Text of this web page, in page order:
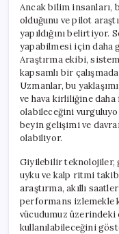
Ancak bilim insanları,
olduğunu ve pilot
yapıldığını belirtiyor.
yapabilmesi için daha
Araştırma ekibi,
kapsamlı bir
Uzmanlar, bu
ve hava kirliliğine
olabileceğini
beyin gelişimi ve
olabiliyor.
Giyilebilir teknolojiler,
uyku ve kalp ritmi
araştırma, akıllı
performans izlemekle
vücudumuz
kullanılabileceğini